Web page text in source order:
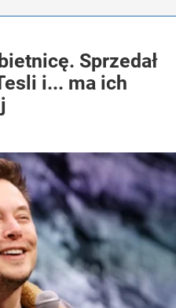
Sprzedał
i... ma ich